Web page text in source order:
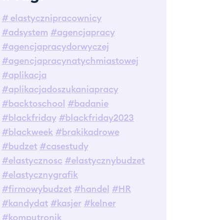
# elastycznipracownicy
#adsystem #agencjapracy
#agencjapracydorwyczej
#agencjapracynatychmiastowej
#aplikacja
#aplikacjadoszukaniapracy
#backtoschool
#badanie
#blackfriday #blackfriday2023
#blackweek #brakikadrowe
#budzet #casestudy
#elastycznosc #elastycznybudzet
#elastycznygrafik
#firmowybudzet #handel #HR
#kandydat #kasjer #kelner
#komputronik